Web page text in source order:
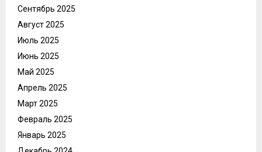
Сентябрь 2025
Август 2025
Июль 2025
Июнь 2025
Май 2025
Апрель 2025
Март 2025
Февраль 2025
Январь 2025